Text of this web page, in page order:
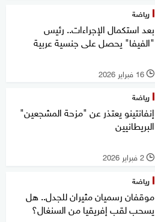
رياضة
بعد استكمال الإجراءات.. رئيس
"الفيفا" يحصل على جنسية عربية
l 16 فبراير 2026
رياضة
إنفانتينو يعتذر عن "مزحة المشجعين"
البريطانيين
l 2 فبراير 2026
رياضة
موقفان رسميان مثيران للجدل.. هل
يسحب لقب إفريقيا من السنغال؟